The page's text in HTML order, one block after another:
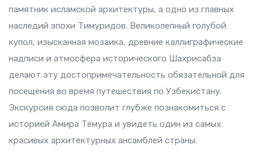
памятник исламской архитектуры, а одно из главных
наследий эпохи Тимуридов. Великолепный голубой
купол, изысканная мозаика, древние каллиграфические
надписи и атмосфера исторического Шахрисабза
делают эту достопримечательность обязательной для
посещения во время путешествия по Узбекистану.
Экскурсия сюда позволит глубже познакомиться с
историей Амира Темура и увидеть один из самых
красивых архитектурных ансамблей страны.